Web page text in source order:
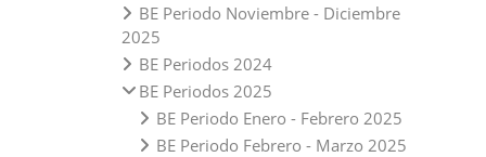
BE Periodo Noviembre - Diciembre
2025
BE Periodos 2024
BE Periodos 2025
BE Periodo Enero - Febrero 2025
BE Periodo Febrero - Marzo 2025